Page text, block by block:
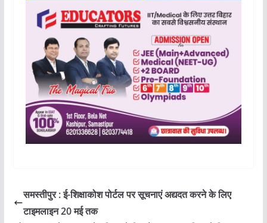
समस्तीपुर : ई-शिक्षाकोश पोर्टल पर सूचनाएं अद्यदत करने के लिए
टाइमलाइन 20 मई तक